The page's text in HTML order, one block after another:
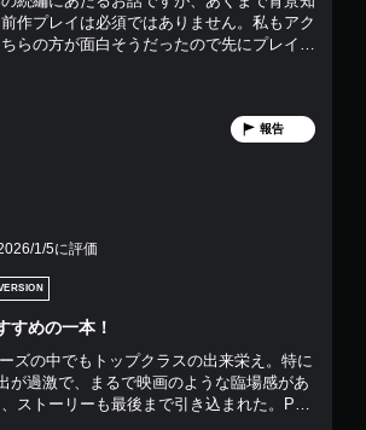
で
す
作プレイは必須ではありません。私もアク
らの方が面白そうだったので先にプレイし
が、敵が獣人中心で不気味な感じを受ける
によっては一部怖いと思うステージがあ
ーズの中でも突出して個性的なキャラクタ
他にも見ているだけで癒される商人のデュ
たら絶対買うレベルでかわいいアンジーち
てきたような能力を持つハイゼンベルク
ラが揃っています(ただしモローは汚いの
のやり取りが楽しいので、ホラーという
また、グラフィックもヨーロッパの村の雪
り美しいです。ボリュームは周回前提のゲ
く、最速で2時間足らずでクリアできるの
報告
1/5に評価
すめの一本！
ズの中でもトップクラスの出来栄え。特に
が過激で、まるで映画のような臨場感があ
ストーリーも最後まで引き込まれた。PS5